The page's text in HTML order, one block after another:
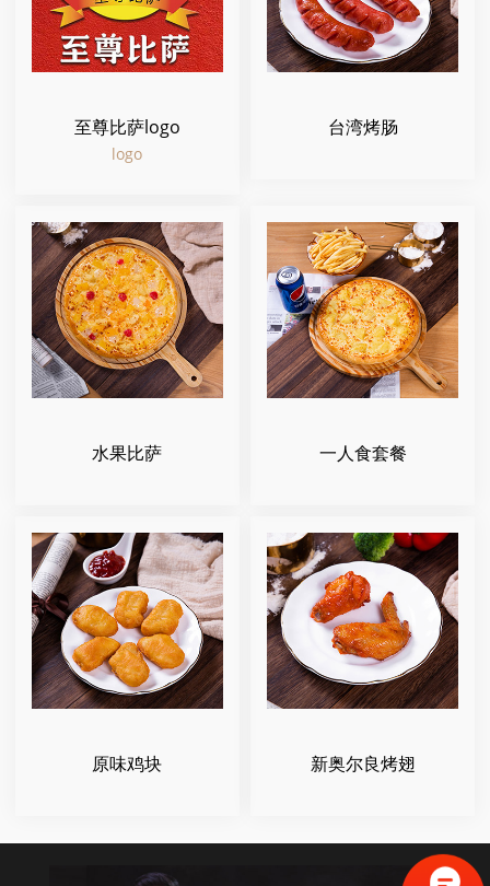
至尊比萨logo
logo
台湾烤肠
水果比萨 一人食套餐
原味鸡块 新奥尔良烤翅